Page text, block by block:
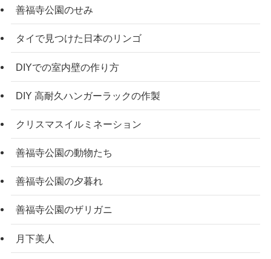
善福寺公園のせみ
タイで見つけた日本のリンゴ
DIYでの室内壁の作り方
DIY 高耐久ハンガーラックの作製
クリスマスイルミネーション
善福寺公園の動物たち
善福寺公園の夕暮れ
善福寺公園のザリガニ
月下美人